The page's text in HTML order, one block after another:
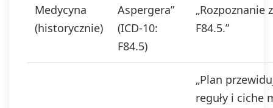
Medycyna
(historycznie)
Aspergera”
(ICD‑10:
F84.5)
„Rozpoznanie
F84.5.”
„Plan
reguły i ciche